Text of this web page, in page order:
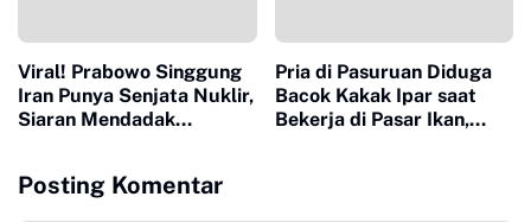
Viral! Prabowo Singgung
Iran Punya Senjata Nuklir,
Siaran Mendadak
Pria di Pasuruan Diduga
Bacok Kakak Ipar saat
Bekerja di Pasar Ikan,
Posting Komentar